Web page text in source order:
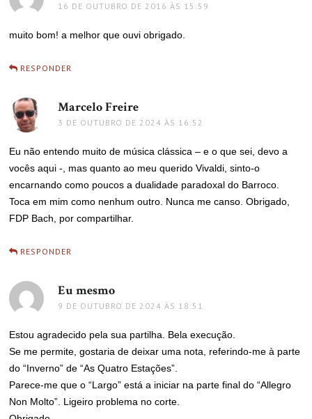
16 DE OUTUBRO DE 2016 ÀS 15:59
muito bom! a melhor que ouvi obrigado.
RESPONDER
Marcelo Freire
3 DE OUTUBRO DE 2024 ÀS 16:52
Eu não entendo muito de música clássica – e o que sei, devo a
vocês aqui -, mas quanto ao meu querido Vivaldi, sinto-o
encarnando como poucos a dualidade paradoxal do Barroco.
Toca em mim como nenhum outro. Nunca me canso. Obrigado,
FDP Bach, por compartilhar.
RESPONDER
Eu mesmo
9 DE OUTUBRO DE 2024 ÀS 18:51
Estou agradecido pela sua partilha. Bela execução.
Se me permite, gostaria de deixar uma nota, referindo-me à parte
do “Inverno” de “As Quatro Estações”.
Parece-me que o “Largo” está a iniciar na parte final do “Allegro
Non Molto”. Ligeiro problema no corte.